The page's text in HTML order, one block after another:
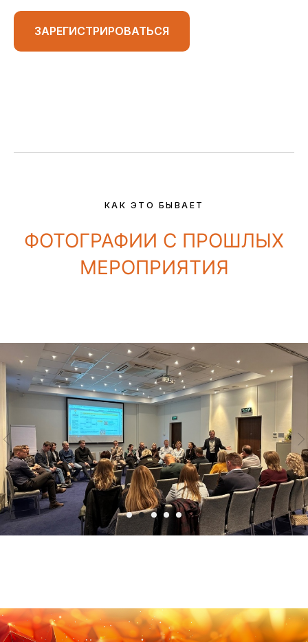
ЗАРЕГИСТРИРОВАТЬСЯ
КАК ЭТО БЫВАЕТ
ФОТОГРАФИИ С ПРОШЛЫХ
МЕРОПРИЯТИЯ